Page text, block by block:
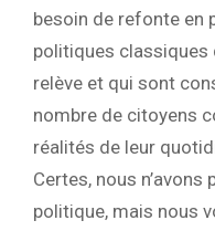
besoin de refonte en
politiques classiques
relève et qui sont
nombre de citoyens
réalités de leur
Certes, nous n’avons
politique, mais nous